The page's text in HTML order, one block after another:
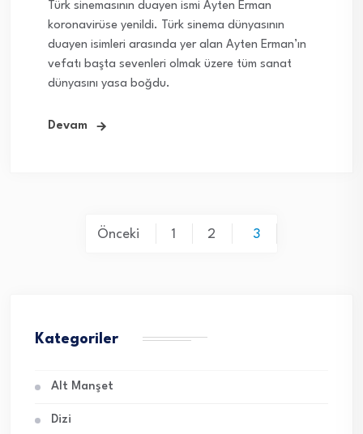
Türk sinemasının duayen ismi Ayten Erman
koronavirüse yenildi. Türk sinema dünyasının
duayen isimleri arasında yer alan Ayten Erman’ın
vefatı başta sevenleri olmak üzere tüm sanat
dünyasını yasa boğdu.
Devam
Önceki 1 2 3
Kategoriler
Alt Manşet
Dizi